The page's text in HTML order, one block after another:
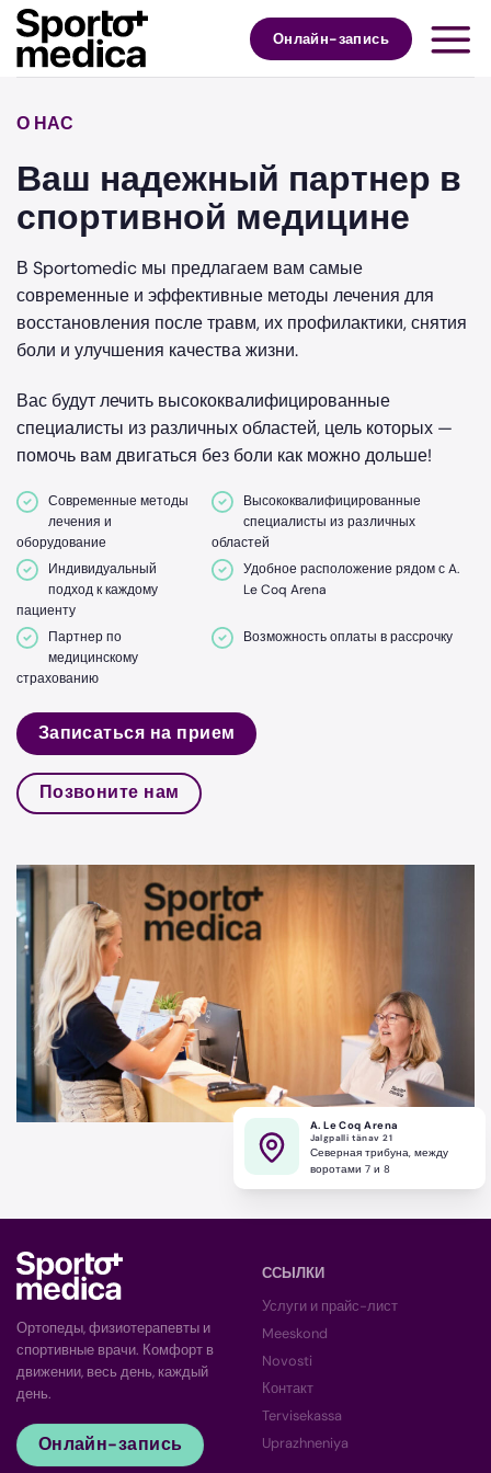
Skip
content
Онлайн-запись
О НАС
Ваш надежный партнер в
спортивной медицине
В Sportomedic мы предлагаем вам самые
современные и эффективные методы лечения для
восстановления после травм, их профилактики, снятия
боли и улучшения качества жизни.
Вас будут лечить высококвалифицированные
специалисты из различных областей, цель которых —
помочь вам двигаться без боли как можно дольше!
Современные методы
лечения и
оборудование
Высококвалифицированные
специалисты из различных
областей
Индивидуальный
подход к каждому
пациенту
Удобное расположение рядом с A.
Le Coq Arena
Партнер по
медицинскому
страхованию
Возможность оплаты в рассрочку
Записаться на прием
Позвоните нам
A. Le Coq Arena
Jalgpalli tänav 21
Северная трибуна, между
воротами 7 и 8
Ортопеды, физиотерапевты и
спортивные врачи. Комфорт в
движении, весь день, каждый
день.
Онлайн-запись
ССЫЛКИ
Услуги и прайс-лист
Meeskond
Novosti
Контакт
Tervisekassa
Uprazhneniya